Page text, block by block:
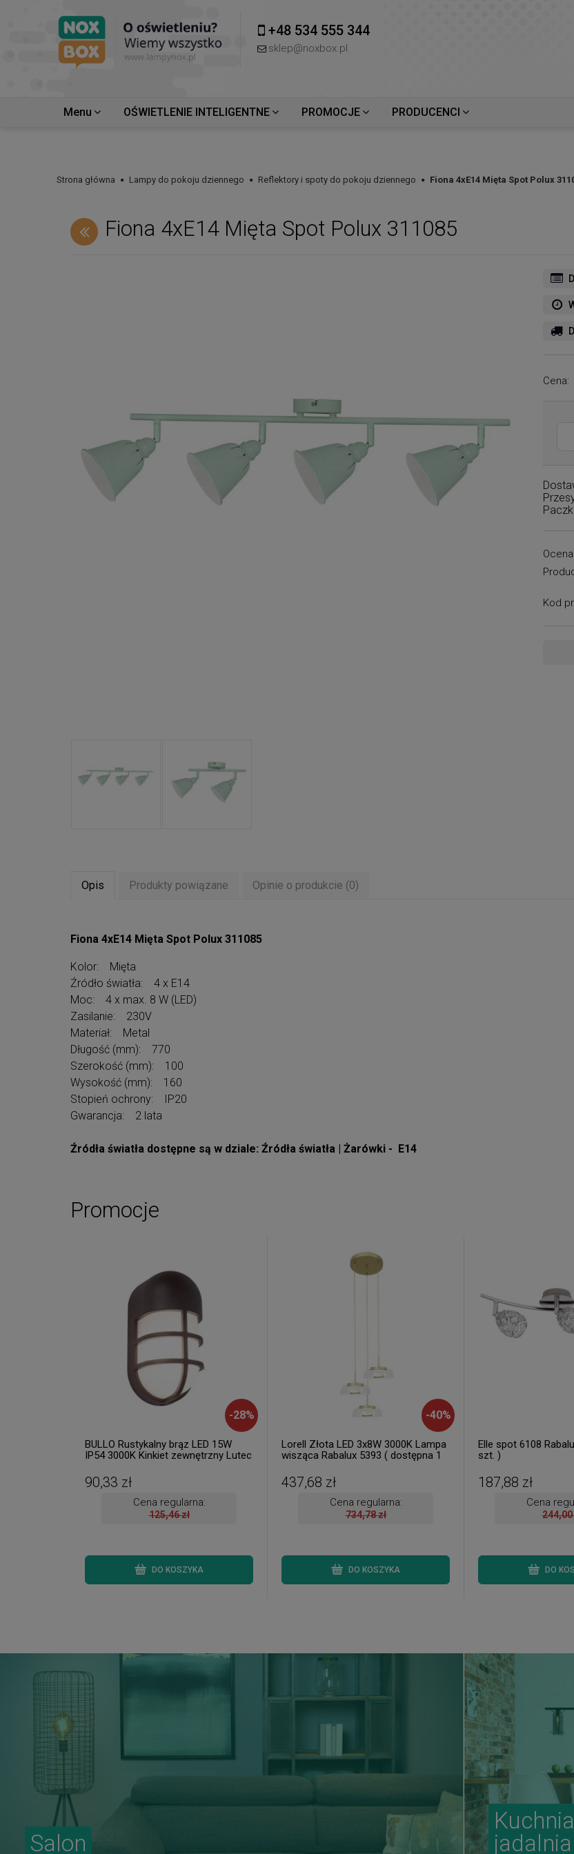
+48 534 555 344
sklep@noxbox.pl
Menu OŚWIETLENIE INTELIGENTNE PROMOCJE PRODUCENCI
Strona główna Lampy do pokoju dziennego Reflektory i spoty do pokoju dziennego Fiona 4xE14 Mięta Spot Polux
Fiona 4xE14 Mięta Spot Polux 311085
Cena:
Ocena:
Kod
Opis Produkty powiązane Opinie o produkcie (0)
Fiona 4xE14 Mięta Spot Polux 311085
Kolor: Mięta
Źródło światła: 4 x E14
Moc: 4 x max. 8 W (LED)
Zasilanie: 230V
Materiał: Metal
Długość (mm): 770
Szerokość (mm): 100
Wysokość (mm): 160
Stopień ochrony: IP20
Gwarancja: 2 lata
Źródła światła dostępne są w dziale: Źródła światła | Żarówki - E14
Promocje
-28%
BULLO Rustykalny brąz LED 15W
IP54 3000K Kinkiet zewnętrzny Lutec
90,33 zł
Cena regularna:
125,46 zł
DO KOSZYKA
-40%
Lorell Złota LED 3x8W 3000K Lampa
wisząca Rabalux 5393 ( dostępna 1
437,68 zł
Cena regularna:
734,78 zł
DO KOSZYKA
Elle spot 6108
szt. )
187,88 zł
Cena
244,00
DO
Salon
jadalnia